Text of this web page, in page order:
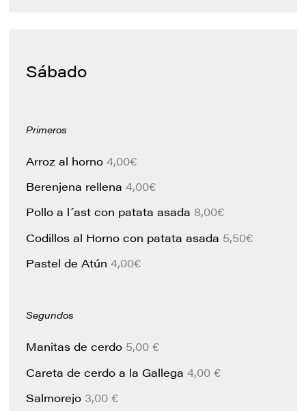
Sábado
Primeros
Arroz al horno4,00€
Berenjena rellena4,00€
Pollo a l´ast con patata asada 8,00€
Codillos al Horno con patata asada 5,50€
Pastel de Atún4,00€
Segundos
Manitas de cerdo 5,00 €
Careta de cerdo a la Gallega4,00 €
Salmorejo 3,00 €